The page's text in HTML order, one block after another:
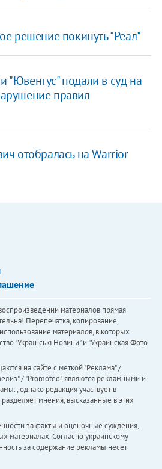
решение покинуть "Реал"
"Ювентус" подали в суд на
правил
отобралась на Warrior
материалов прямая
Перепечатка, копирование,
материалов, в которых
"Українськi Новини" и "Украинская Фото
на сайте с меткой "Реклама" /
/ "Promoted", являются рекламными и
, однако редакция участвует в
разделяет мнения, высказанные в этих
за факты и оценочные суждения,
материалах. Согласно украинскому
за содержание рекламы несет